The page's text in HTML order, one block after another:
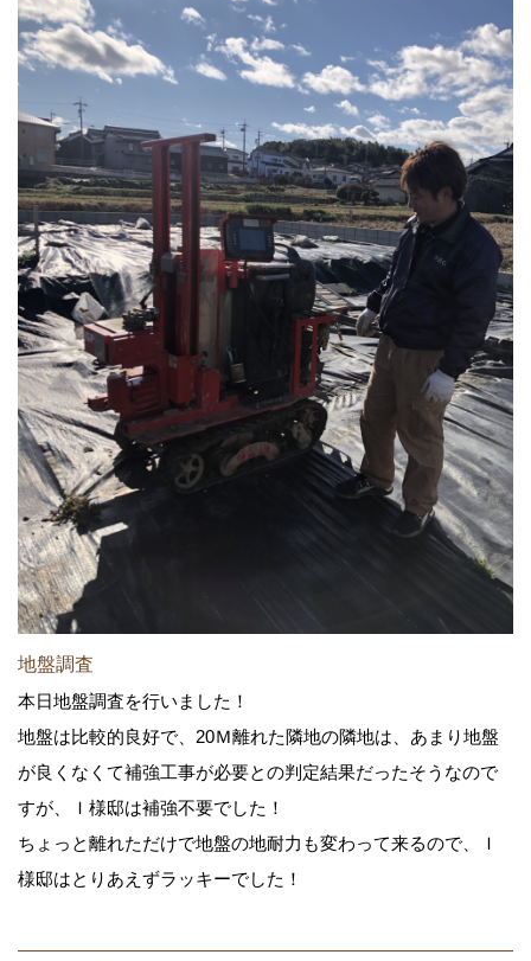
地盤調査
本日地盤調査を行いました！
地盤は比較的良好で、20Ｍ離れた隣地の隣地は、あまり地盤
が良くなくて補強工事が必要との判定結果だったそうなので
すが、Ｉ様邸は補強不要でした！
ちょっと離れただけで地盤の地耐力も変わって来るので、Ｉ
様邸はとりあえずラッキーでした！